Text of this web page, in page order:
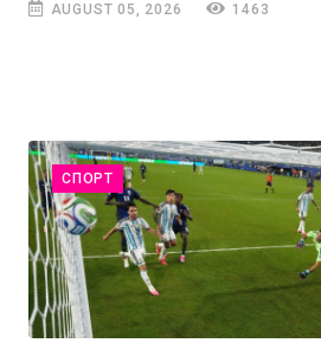
AUGUST 05, 2026 1463
СПОРТ